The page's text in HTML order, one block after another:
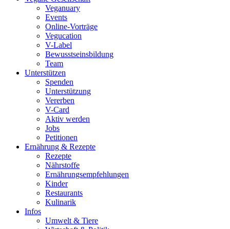
Veganuary
Events
Online-Vorträge
Vegucation
V-Label
Bewusstseinsbildung
Team
Unterstützen
Spenden
Unterstützung
Vererben
V-Card
Aktiv werden
Jobs
Petitionen
Ernährung & Rezepte
Rezepte
Nährstoffe
Ernährungsempfehlungen
Kinder
Restaurants
Kulinarik
Infos
Umwelt & Tiere